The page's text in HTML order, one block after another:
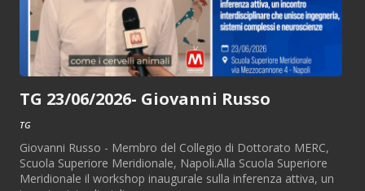
TG 23/06/2026- Giovanni Russo
TG
Giovanni Russo - Membro del Collegio di Dottorato MERC,
Scuola Superiore Meridionale, Napoli.Alla Scuola Superiore
Meridionale il workshop inaugurale sulla inferenza attiva, un